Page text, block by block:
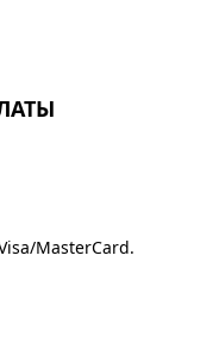
MasterCard.